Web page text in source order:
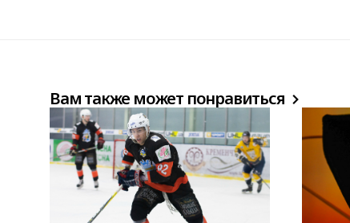
Вам также может понравиться